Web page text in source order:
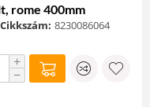
rome 400mm
Cikkszám: 8230086064
+
−